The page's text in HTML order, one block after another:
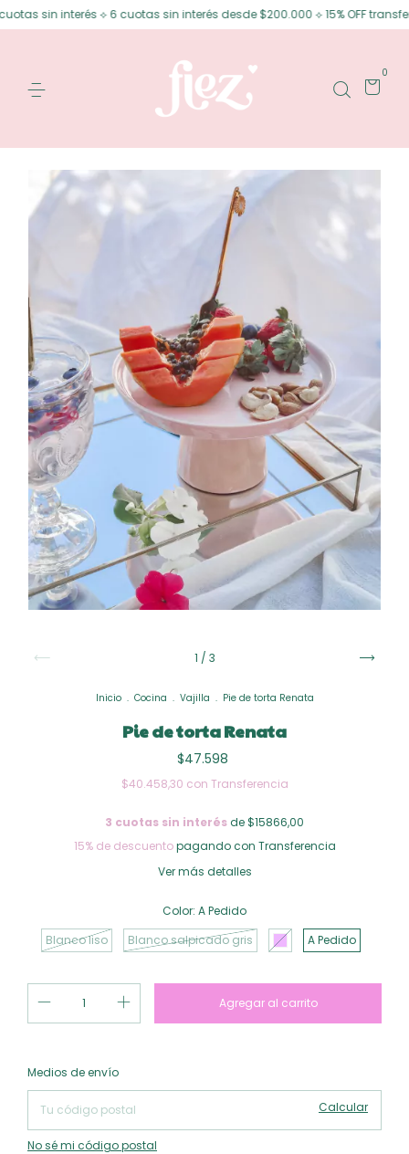
sin interés ⟡ 6 cuotas sin interés desde $200.000 ⟡ 15% OFF
0
1 / 3
Inicio . Cocina . Vajilla . Pie de torta Renata
Pie de torta Renata
$47.598
$40.458,30 con Transferencia
3 cuotas sin interésde $15866,00
15% de descuentopagando con Transferencia
Ver más detalles
Color: A Pedido
Blanco liso
Blanco salpicado gris A Pedido
Entregas para el CP:
Medios de envío
Calcular
No sé mi código postal